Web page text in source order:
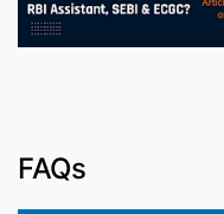
FAQs